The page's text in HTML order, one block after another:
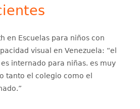
en Escuelas para niños con
visual en Venezuela: “el
internado para niñas. es muy
tanto el colegio como el
”